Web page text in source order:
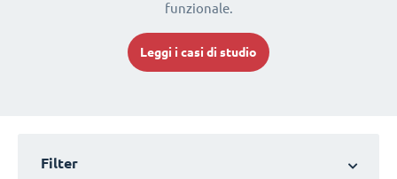
funzionale.
Leggi i casi di studio
Filter